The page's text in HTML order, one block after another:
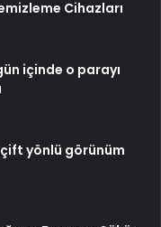
Cihazları
içinde o parayı
yönlü görünüm